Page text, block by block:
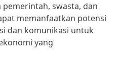
swasta, dan
memanfaatkan potensi
dan komunikasi untuk
yang